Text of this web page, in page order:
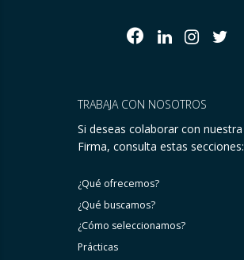
TRABAJA CON NOSOTROS
Si deseas colaborar con nuestra
Firma, consulta estas secciones:
¿Qué ofrecemos?
¿Qué buscamos?
¿Cómo seleccionamos?
Prácticas